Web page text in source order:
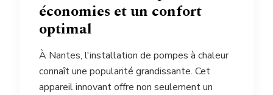
économies et un confort
optimal
À Nantes, l'installation de pompes à chaleur
connaît une popularité grandissante. Cet
appareil innovant offre non seulement un